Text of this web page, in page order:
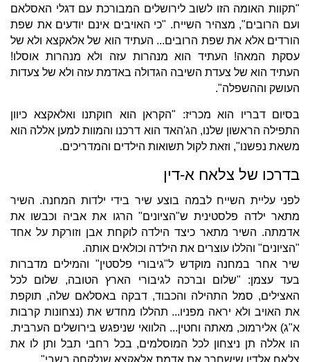
"תקוות האומה הזו לשוב לירושלים המבורכת עם דגלי האסלאם
ועם הרובים", מצהיר השייח. "כי האויבים אינם יודעים את שפת
הורדים אלא את שפת הרובים... העתיד הוא של אלאקצא ולא של
עסקת המאה! העתיד הוא מנהרות עזה ולא מנהרות אוסלו!
העתיד הוא של צעדת השיבה הגדולה באדמת עזה ולא של צעדות
העושק וההשפלה".
בסיום דבריו הוא מכריז: "הקראן הוא חוקתנו ואלאקצא כיוון
התפילה הראשון שלנו, הג'האד הוא דרכנו והמוות למען אללה הוא
משאת נפשנו", וזאת לקול תשואות הילדים והמדריכים.
בדרכו של צלאח א-דין
לפני עליית השייח לבמה בוצע שיר בידי ילדות המחנה. השיר
מתאר ילדה פלסטינית ש"הציונים" הרגו את אביה וכבשו את
אדמתה. השיר מתאר כיצד הילדה לוקחת אבן וזורקת על אחד
"הציונים" והללו עוצרים את הילדה וכולאים אותה.
שיר אחר במחנה מוקדש ל"גיבורי פלסטין" והמילים מדברות
בעד עצמן: "שלום וברכה לגיבורי הארץ הטובה, שלום לכל
האצילים, סמל התהילה והכבוד, דבקה באסלאם שלה, תוקפת
את האויב ולא יראה מפניו... תהללו מחדש את (נצחונות קרבות
א"ג) אלירמוכ, מאתה וחטין... הלוואי שניפגש בירושלים הערבית.
הו אללה תן ניצחון לכל המוסלמים, בכל רחבי תבל ותן לו את
צלאח אלדין שישחרר את אדמת אלאקצא שנלקחה בשבי".